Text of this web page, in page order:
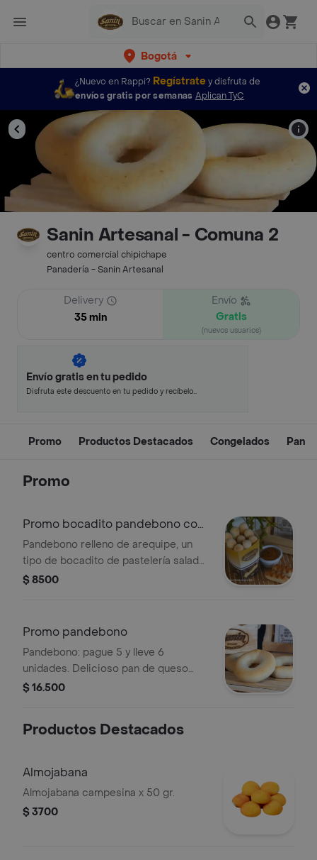
Bogotá
¿Nuevo en Rappi? Regístratey disfruta de
envíos gratis por semanas Aplican TyC
Sanin Artesanal - Comuna 2
centro comercial chipichape
Panadería - Sanin Artesanal
Delivery
35 min
Envío
Gratis
(nuevos usuarios)
Envío gratis en tu pedido
Disfruta este descuento en tu pedido y recíbelo
Promo Productos Destacados Congelados Pan
Promo
Promo bocadito pandebono con
arequipe
Pandebono relleno de arequipe, un
tipo de bocadito de pastelería salada,
servido en presentación de 10
$ 8500
Promo pandebono
Pandebono: pague 5 y lleve 6
unidades. Delicioso pan de queso
tradicional colombiano.
$ 16.500
Productos Destacados
Almojabana
Almojabana campesina x 50 gr.
$ 3700